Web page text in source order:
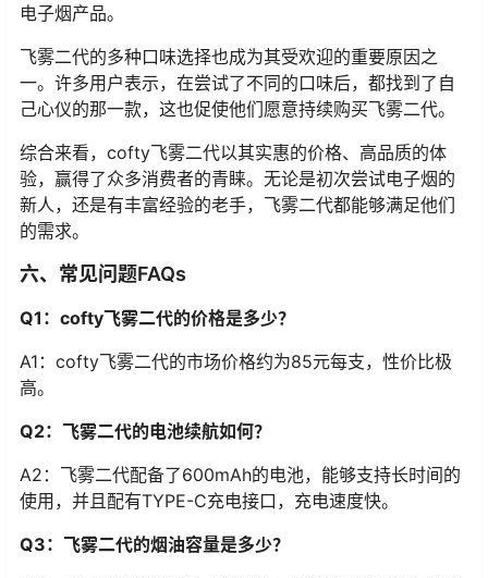
电子烟产品。
飞雾二代的多种口味选择也成为其受欢迎的重要原因之
一。许多用户表示，在尝试了不同的口味后，都找到了自
己心仪的那一款，这也促使他们愿意持续购买飞雾二代。
综合来看，cofty飞雾二代以其实惠的价格、高品质的体
验，赢得了众多消费者的青睐。无论是初次尝试电子烟的
新人，还是有丰富经验的老手，飞雾二代都能够满足他们
的需求。
六、常见问题FAQs
Q1：cofty飞雾二代的价格是多少？
A1：cofty飞雾二代的市场价格约为85元每支，性价比极
高。
Q2：飞雾二代的电池续航如何？
A2：飞雾二代配备了600mAh的电池，能够支持长时间的
使用，并且配有TYPE-C充电接口，充电速度快。
Q3：飞雾二代的烟油容量是多少？